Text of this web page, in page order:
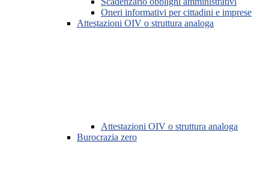
Oneri informativi per cittadini e imprese
Attestazioni OIV o struttura analoga
Attestazioni OIV o struttura analoga
Burocrazia zero